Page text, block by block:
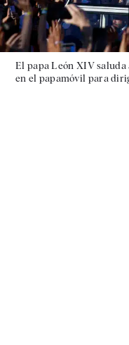
El papa León XIV
en el papamóvil para